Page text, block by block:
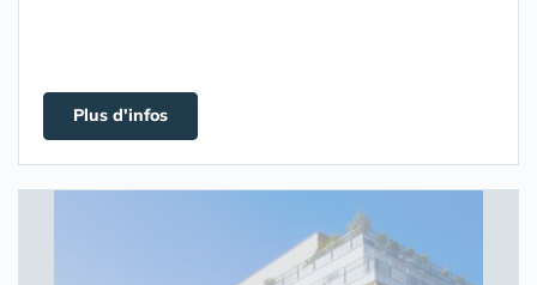
Plus d'infos